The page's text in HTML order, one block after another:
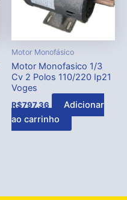
Motor Monofásico
Motor Monofasico 1/3
Cv 2 Polos 110/220 Ip21
Voges
R$797,36
Adicionar
ao carrinho